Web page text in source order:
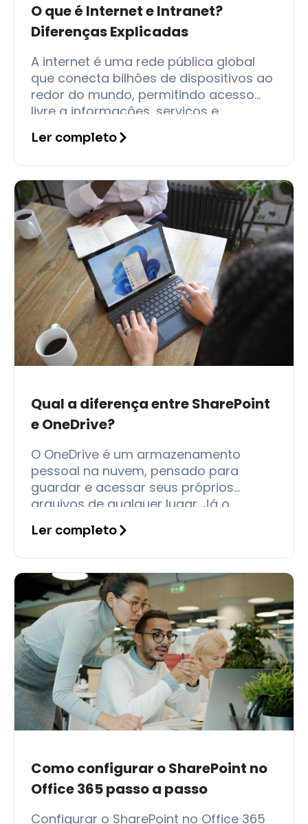
O que é Internet e Intranet?
Diferenças Explicadas
A internet é uma rede pública global
que conecta bilhões de dispositivos ao
redor do mundo, permitindo acesso
livre a informações, serviços e
Ler completo
Qual a diferença entre SharePoint
e OneDrive?
O OneDrive é um armazenamento
pessoal na nuvem, pensado para
guardar e acessar seus próprios
arquivos de qualquer lugar. Já o
SharePoint é uma plataforma
colaborativa voltada para equipes,
onde
Ler completo
Como configurar o SharePoint no
Office 365 passo a passo
Configurar o SharePoint no Office 365